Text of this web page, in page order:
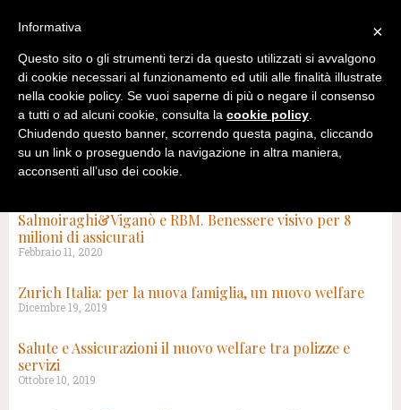
Salmoiraghi&Viganò e RBM. Benessere visivo per 8
milioni di assicurati
Febbraio 11, 2020
Zurich Italia: per la nuova famiglia, un nuovo welfare
Dicembre 19, 2019
Salute e Assicurazioni il nuovo welfare tra polizze e
servizi
Ottobre 10, 2019
×
Informativa
Questo sito o gli strumenti terzi da questo utilizzati si avvalgono
di cookie necessari al funzionamento ed utili alle finalità illustrate
nella cookie policy. Se vuoi saperne di più o negare il consenso
a tutti o ad alcuni cookie, consulta la cookie policy.
Chiudendo questo banner, scorrendo questa pagina, cliccando
su un link o proseguendo la navigazione in altra maniera,
acconsenti all’uso dei cookie.